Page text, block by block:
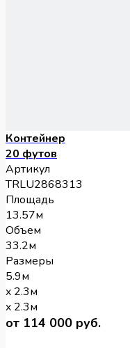
Контейнер
20 футов
Артикул
TRLU2868313
Площадь
13.57м
Объем
33.2м
Размеры
5.9м
x 2.3м
x 2.3м
от 114 000 руб.